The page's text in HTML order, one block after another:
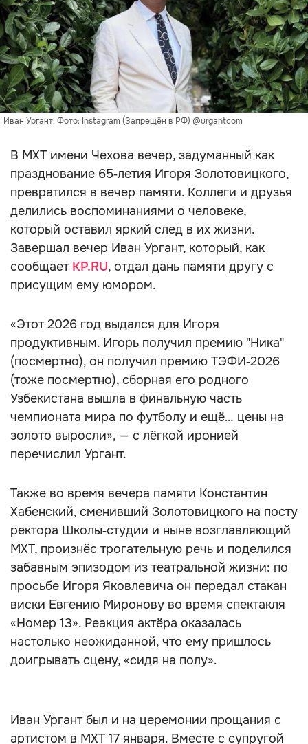
Иван Ургант. Фото: Instagram (Запрещён в РФ) @urgantcom
В МХТ имени Чехова вечер, задуманный как
празднование 65‑летия Игоря Золотовицкого,
превратился в вечер памяти. Коллеги и друзья
делились воспоминаниями о человеке,
который оставил яркий след в их жизни.
Завершал вечер Иван Ургант, который, как
сообщаетKP.RU, отдал дань памяти другу с
присущим ему юмором.
«Этот 2026 год выдался для Игоря
продуктивным. Игорь получил премию "Ника"
(посмертно), он получил премию ТЭФИ‑2026
(тоже посмертно), сборная его родного
Узбекистана вышла в финальную часть
чемпионата мира по футболу и ещё… цены на
золото выросли», — с лёгкой иронией
перечислил Ургант.
Также во время вечера памяти Константин
Хабенский, сменивший Золотовицкого на посту
ректора Школы‑студии и ныне возглавляющий
МХТ, произнёс трогательную речь и поделился
забавным эпизодом из театральной жизни: по
просьбе Игоря Яковлевича он передал стакан
виски Евгению Миронову во время спектакля
«Номер 13». Реакция актёра оказалась
настолько неожиданной, что ему пришлось
доигрывать сцену, «сидя на полу».
Иван Ургант был и на церемонии прощания с
артистом в МХТ 17 января. Вместе с супругой